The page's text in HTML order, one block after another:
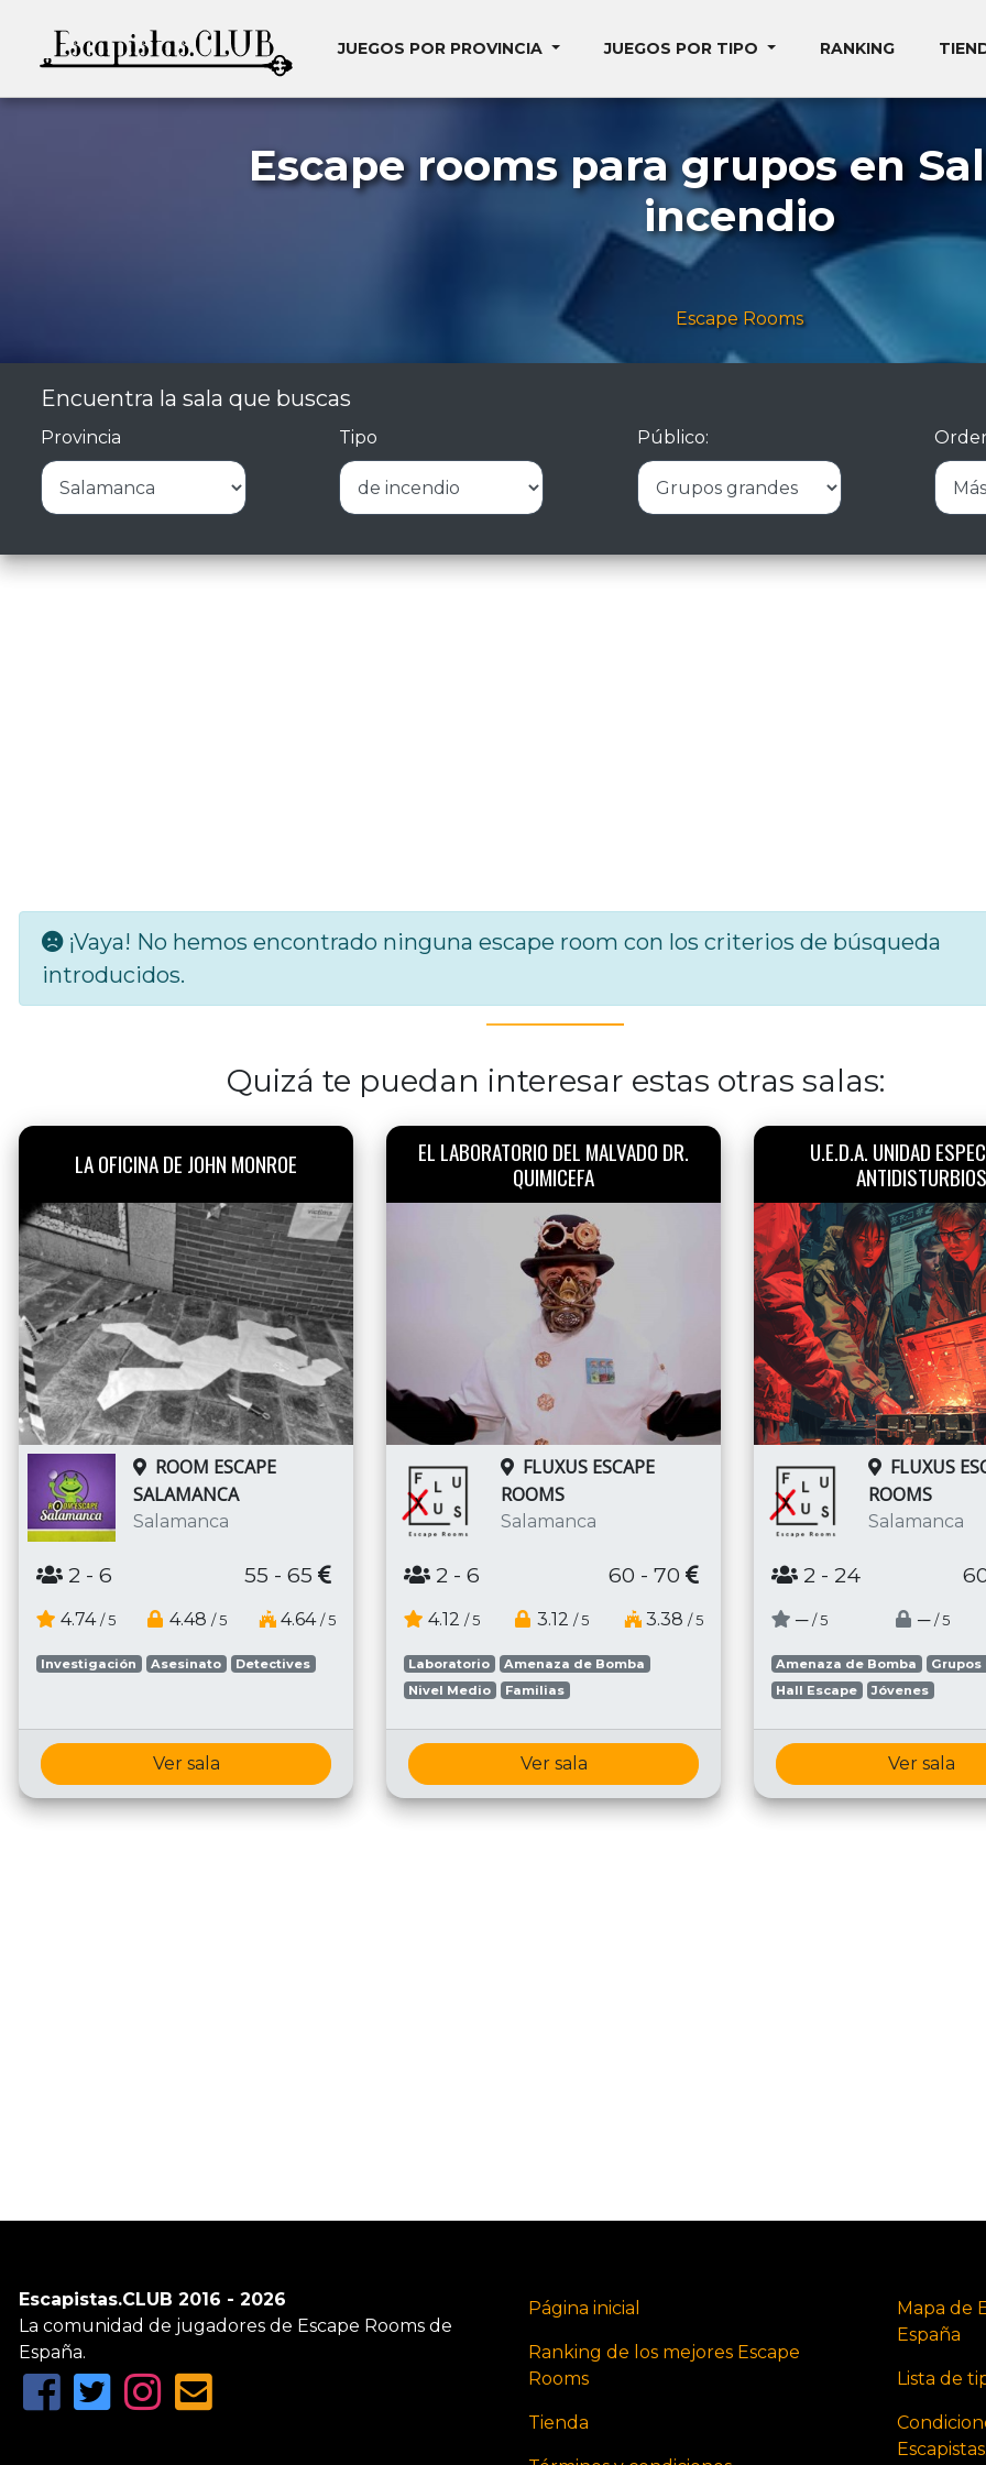
JUEGOS POR PROVINCIA JUEGOS POR TIPO RANKING
Escape rooms para grupos en
incendio
Escape Rooms
Encuentra la sala que buscas
Provincia Tipo Público:
¡Vaya! No hemos encontrado ninguna escape room con los criterios de búsqueda
introducidos.
Quizá te puedan interesar estas otras salas:
LA OFICINA DE JOHN MONROE
ROOM ESCAPE
SALAMANCA
Salamanca
2 - 6 55 - 65
4.74 / 5 4.48 / 5 4.64 / 5
Investigación Asesinato Detectives
Ver sala
EL LABORATORIO DEL MALVADO DR.
QUIMICEFA
FLUXUS ESCAPE
ROOMS
Salamanca
2 - 6 60 - 70
4.12 / 5 3.12 / 5 3.38 / 5
Laboratorio
Amenaza de Bomba
Nivel Medio
Familias
Ver sala
U.E.D.A. UNIDAD
ANTIDISTURBIOS
FLUXUS
ROOMS
Salamanca
2 - 24
─ / 5 ─ / 5
Amenaza de Bomba
Hall Escape
Jóvenes
Ver sala
Escapistas.CLUB 2016 - 2026
La comunidad de jugadores de Escape Rooms de
España.
Página inicial
Ranking de los mejores Escape
Rooms
Tienda
Mapa de
España
Lista de